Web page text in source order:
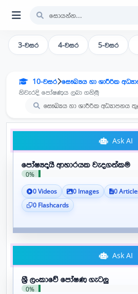
3-වසර 4-වසර 5-වසර
10-වසර සෞඛ්‍යය හා ශාරීරික
නිවැරදි පෝෂණය ලබා ගනිමු
Ask AI
පෝෂ්‍යදායී ආහාරයක වැදගත්කම
0%
0 Videos 0 Images 0
0 Flashcards
Ask AI
ශ්‍රී ලංකාවේ පෝෂණ ගැටලු
0%